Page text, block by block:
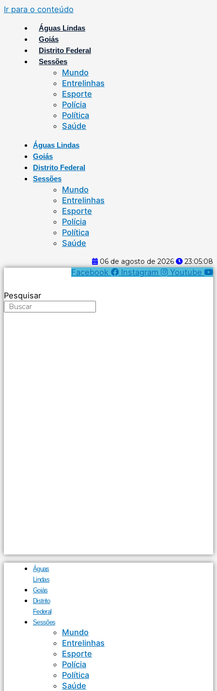
Ir para o conteúdo
Águas Lindas
Goiás
Distrito Federal
Sessões
Mundo
Entrelinhas
Esporte
Polícia
Política
Saúde
Águas Lindas
Goiás
Distrito Federal
Sessões
Mundo
Entrelinhas
Esporte
Polícia
Política
Saúde
06 de agosto de 2026 23:05:08
Facebook Instagram Youtube
Pesquisar
Águas
Lindas
Goiás
Distrito
Federal
Sessões
Mundo
Entrelinhas
Esporte
Polícia
Política
Saúde